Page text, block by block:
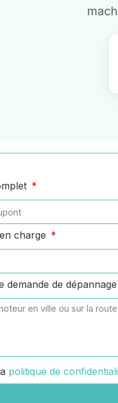
charge
demande de
politique de